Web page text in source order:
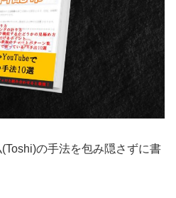
の手法を包み隠さずに書